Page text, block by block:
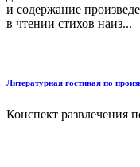
и содержание
в чтении стихов наиз...
Литературная гостиная по
Конспект развлечения